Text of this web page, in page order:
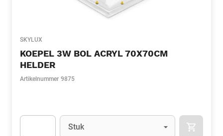
SKYLUX
KOEPEL 3W BOL ACRYL 70X70CM
HELDER
Artikelnummer 9875
Eenheid
Stuk